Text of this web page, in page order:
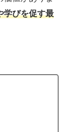
学びを促す最